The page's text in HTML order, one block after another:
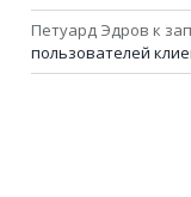
Петуард Эдров к
пользователей